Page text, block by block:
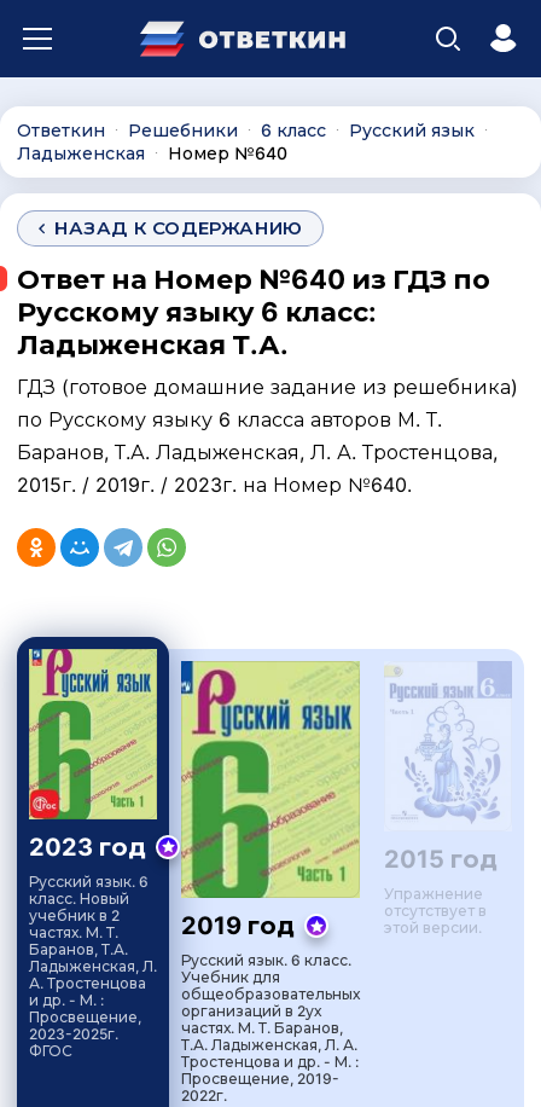
Ответкин ∙ Решебники ∙ 6 класс ∙ Русский язык ∙
Ладыженская ∙ Номер №640
НАЗАД К СОДЕРЖАНИЮ
Ответ на Номер №640 из ГДЗ по
Русскому языку 6 класс:
Ладыженская Т.А.
ГДЗ (готовое домашние задание из решебника)
по Русскому языку 6 класса авторов М. Т.
Баранов, Т.А. Ладыженская, Л. А. Тростенцова,
2015г. / 2019г. / 2023г. на Номер №640.
2023 год
Русский язык. 6
класс. Новый
учебник в 2
частях. М. Т.
Баранов, Т.А.
Ладыженская, Л.
А. Тростенцова
и др. - М. :
Просвещение,
2023-2025г.
ФГОС
2019 год
Русский язык. 6 класс.
Учебник для
общеобразовательных
организаций в 2ух
частях. М. Т. Баранов,
Т.А. Ладыженская, Л. А.
Тростенцова и др. - М. :
Просвещение, 2019-
2022г.
2015 год
Упражнение
отсутствует в
этой версии.